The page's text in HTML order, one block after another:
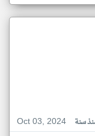
Oct 03, 2024
سنة